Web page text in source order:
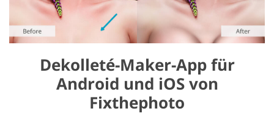
Dekolleté-Maker-App für
Android und iOS von
Fixthephoto